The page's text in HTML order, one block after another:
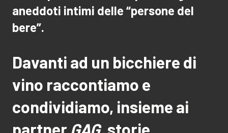
aneddoti intimi delle “persone del
bere”.
Davanti ad un bicchiere di
vino raccontiamo e
condividiamo, insieme ai
partner GAG,storie,